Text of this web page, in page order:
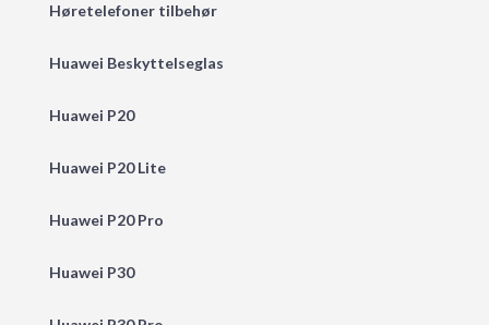
Høretelefoner tilbehør
Huawei Beskyttelseglas
Huawei P20
Huawei P20 Lite
Huawei P20 Pro
Huawei P30